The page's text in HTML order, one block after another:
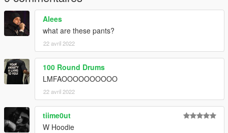
Alees
what are these pants?
22 avril 2022
100 Round Drums
LMFAOOOOOOOOOO
22 avril 2022
tiime0ut
W Hoodie